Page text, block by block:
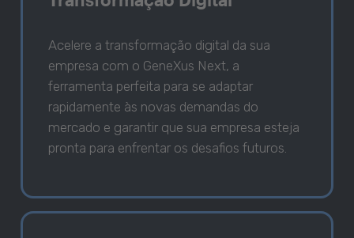
Acelere a transformação digital da sua
empresa com o GeneXus Next, a
ferramenta perfeita para se adaptar
rapidamente às novas demandas do
mercado e garantir que sua empresa esteja
pronta para enfrentar os desafios futuros.